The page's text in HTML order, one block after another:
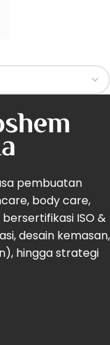
pembuatan
body care,
ISO &
desain kemasan,
hingga strategi